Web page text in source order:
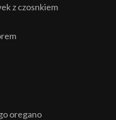
z czosnkiem
oregano